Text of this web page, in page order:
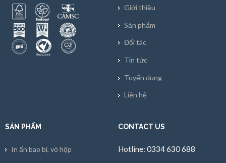
Giới thiệu
Sản phẩm
Đối tác
Tin tức
Tuyển dụng
Liên hệ
SẢN PHẨM
In ấn bao bì, vỏ hộp
CONTACT US
Hotline: 0334 630 688